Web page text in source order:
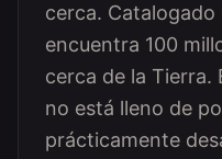
cerca. Catalogado
encuentra 100
cerca de la Tierra.
no está lleno de
prácticamente